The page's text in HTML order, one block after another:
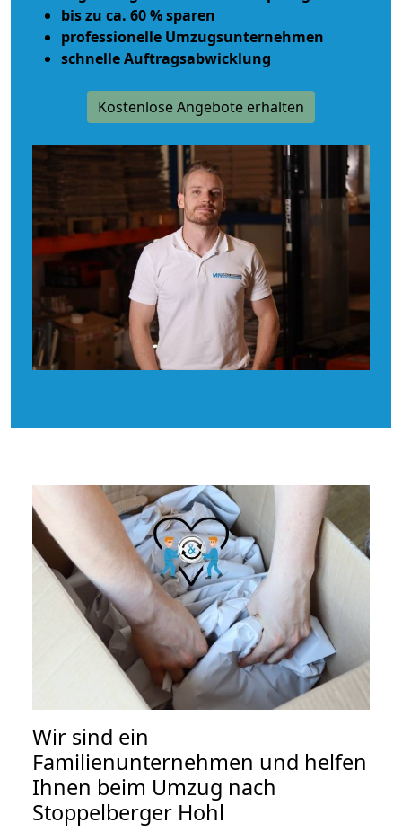
bis zu ca. 60 % sparen
professionelle Umzugsunternehmen
schnelle Auftragsabwicklung
Kostenlose Angebote erhalten
Wir sind ein
Familienunternehmen und helfen
Ihnen beim Umzug nach
Stoppelberger Hohl